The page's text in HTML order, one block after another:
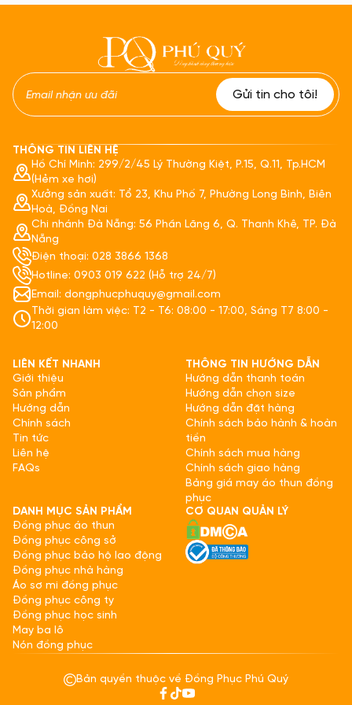
THÔNG TIN LIÊN HỆ
Hồ Chí Minh: 299/2/45 Lý Thường Kiệt, P.15, Q.11, Tp.HCM
(Hẻm xe hơi)
Xưởng sản xuất: Tổ 23, Khu Phố 7, Phường Long Bình, Biên
Hoà, Đồng Nai
Chi nhánh Đà Nẵng: 56 Phần Lăng 6, Q. Thanh Khê, TP. Đà
Nẵng
Điện thoại: 028 3866 1368
Hotline: 0903 019 622 (Hỗ trợ 24/7)
Email: dongphucphuquy@gmail.com
Thời gian làm việc: T2 - T6: 08:00 - 17:00, Sáng T7 8:00 -
12:00
LIÊN KẾT NHANH
Giới thiệu
Sản phẩm
Hướng dẫn
Chính sách
Tin tức
Liên hệ
FAQs
THÔNG TIN HƯỚNG DẪN
Hướng dẫn thanh toán
Hướng dẫn chọn size
Hướng dẫn đặt hàng
Chính sách bảo hành & hoàn
tiền
Chính sách mua hàng
Chính sách giao hàng
Bảng giá may áo thun đồng
phục
DANH MỤC SẢN PHẨM
Đồng phục áo thun
Đồng phục công sở
Đồng phục bảo hộ lao động
Đồng phục nhà hàng
Áo sơ mi đồng phục
Đồng phục công ty
Đồng phục học sinh
May ba lô
Nón đồng phục
CƠ QUAN QUẢN LÝ
Bản quyền thuộc về Đồng Phục Phú Quý